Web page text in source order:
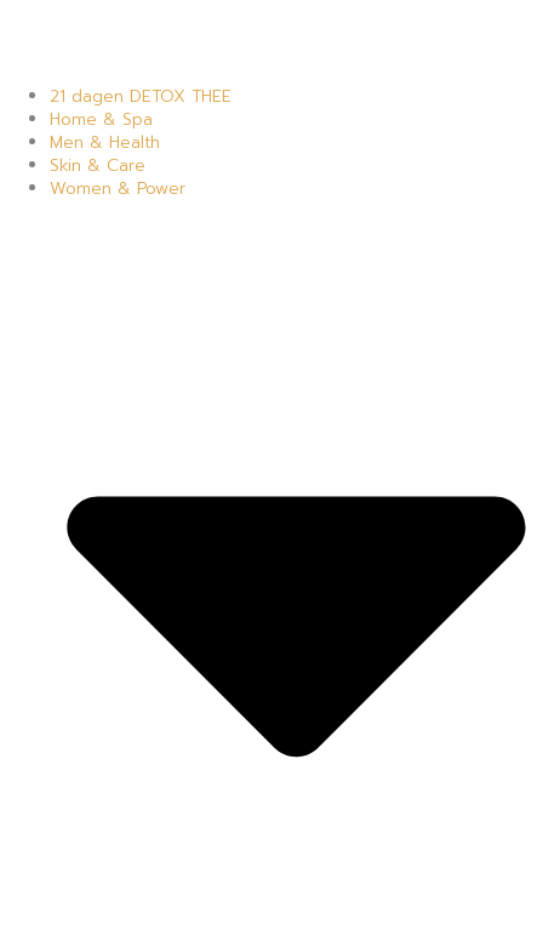
21 dagen DETOX THEE
Home & Spa
Men & Health
Skin & Care
Women & Power